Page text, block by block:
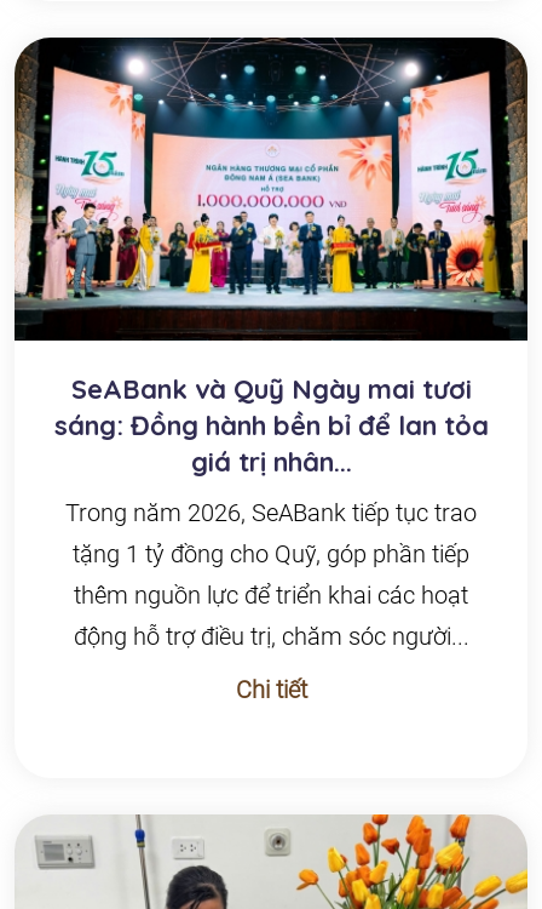
SeABank và Quỹ Ngày mai tươi
sáng: Đồng hành bền bỉ để lan tỏa
giá trị nhân...
Trong năm 2026, SeABank tiếp tục trao
tặng 1 tỷ đồng cho Quỹ, góp phần tiếp
thêm nguồn lực để triển khai các hoạt
động hỗ trợ điều trị, chăm sóc người...
Chi tiết